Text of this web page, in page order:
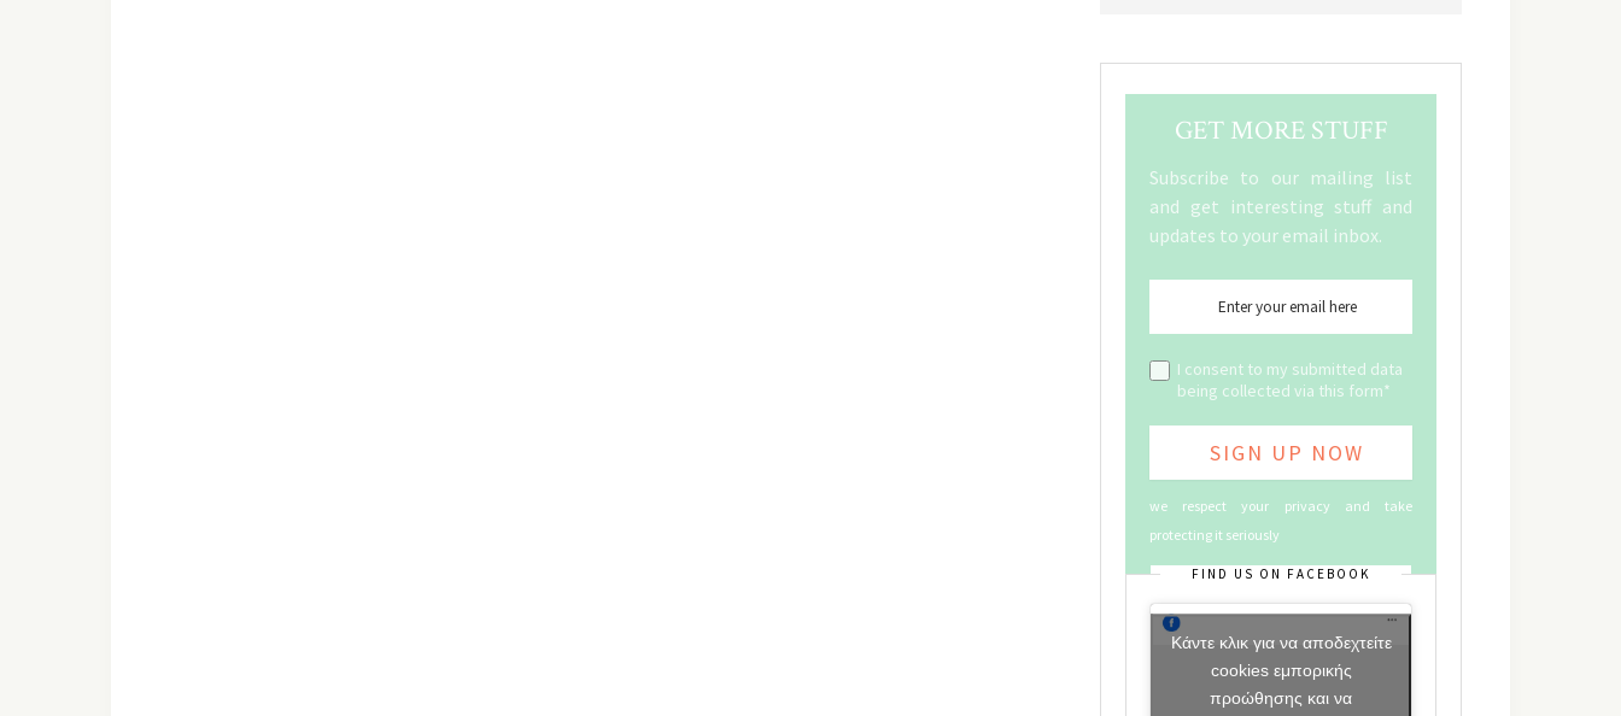
GET MORE STUFF
Subscribe to our mailing list
and get interesting stuff and
updates to your email inbox.
I consent to my submitted data
being collected via this form*
we respect your privacy and take
protecting it seriously
FIND US ON FACEBOOK
Κάντε κλικ για να αποδεχτείτε
cookies εμπορικής
προώθησης και να